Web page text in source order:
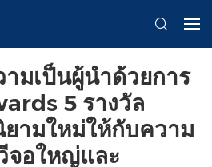
มเป็นผู้นำด้วยการ
5 รางวัล
ามใหม่ให้กับความ
จอใหญ่และ